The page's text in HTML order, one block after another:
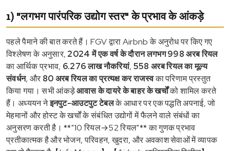
1) "लगभग पारंपरिक उद्योग स्तर" के प्रभाव के आंकड़े
पहले पैमाने की बात करते हैं। FGV द्वारा Airbnb के अनुरोध पर किए गए
विश्लेषण के अनुसार, 2024 में एक वर्ष के दौरान लगभग 998 अरब रियल
का आर्थिक प्रभाव, 6.276 लाख नौकरियां, 558 अरब रियल का मूल्य
संवर्धन, और 80 अरब रियल का प्रत्यक्ष कर राजस्वका परिणाम प्रस्तुत
किया गया। सभी आंकड़ेआवास के दायरे के बाहर के खर्चोंको शामिल करते
हैं। अध्ययन नेइनपुट-आउटपुट टेबलके आधार पर एक पद्धति अपनाई, जो
मेहमानों और होस्ट के खर्चों के संबंधित उद्योगों में फैलने वाले संबंधों का
अनुसरण करती है। **"10 रियल→52 रियल"** का गुणक प्रभाव
प्रतीकात्मक है और भोजन, परिवहन, खुदरा, और अवकाश सेवाओं में व्यापक